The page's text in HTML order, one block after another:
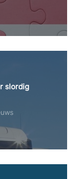
slordig